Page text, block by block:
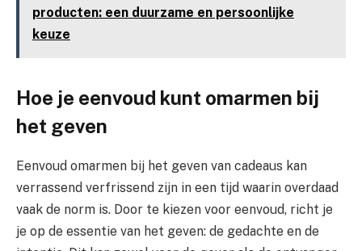
producten: een duurzame en persoonlijke
keuze
Hoe je eenvoud kunt omarmen bij
het geven
Eenvoud omarmen bij het geven van cadeaus kan
verrassend verfrissend zijn in een tijd waarin overdaad
vaak de norm is. Door te kiezen voor eenvoud, richt je
je op de essentie van het geven: de gedachte en de